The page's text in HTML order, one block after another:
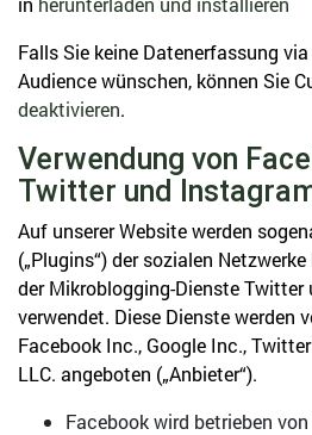
Falls Sie keine Datenerfassung
Audience wünschen, können Sie
deaktivieren.
Verwendung von
Twitter und
Auf unserer Website werden
(„Plugins“) der sozialen
der Mikroblogging-Dienste Twitter
verwendet. Diese Dienste werden
Facebook Inc., Google Inc.,
LLC. angeboten („Anbieter“).
Facebook wird betrieben